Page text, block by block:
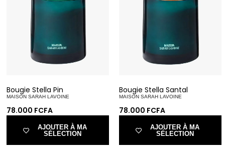
Bougie Stella Pin
MAISON SARAH LAVOINE
78.000 FCFA
AJOUTER À MA
SÉLECTION
Bougie Stella Santal
MAISON SARAH LAVOINE
78.000 FCFA
AJOUTER À MA
SÉLECTION